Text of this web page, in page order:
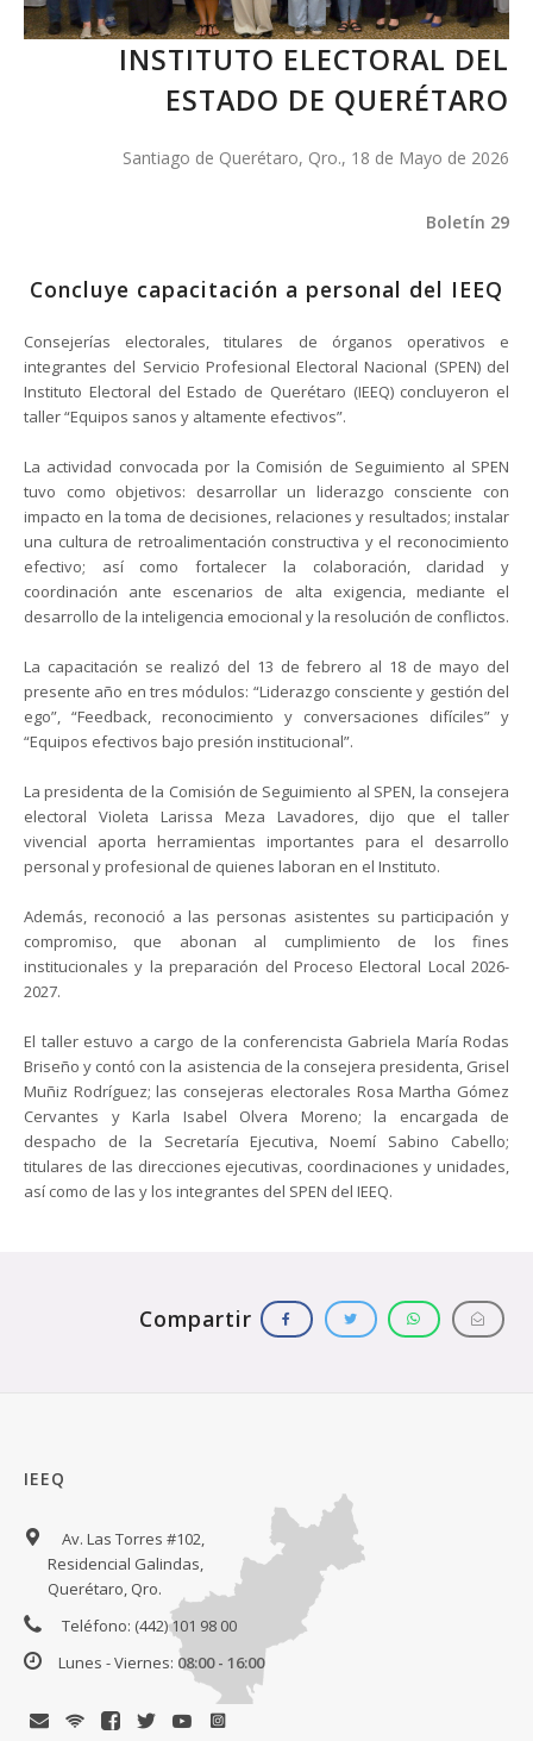
INSTITUTO ELECTORAL DEL
ESTADO DE QUERÉTARO
Santiago de Querétaro, Qro., 18 de Mayo de 2026
Boletín 29
Concluye capacitación a personal del IEEQ
Consejerías electorales, titulares de órganos operativos e
integrantes del Servicio Profesional Electoral Nacional (SPEN) del
Instituto Electoral del Estado de Querétaro (IEEQ) concluyeron el
taller “Equipos sanos y altamente efectivos”.
La actividad convocada por la Comisión de Seguimiento al SPEN
tuvo como objetivos: desarrollar un liderazgo consciente con
impacto en la toma de decisiones, relaciones y resultados; instalar
una cultura de retroalimentación constructiva y el reconocimiento
efectivo; así como fortalecer la colaboración, claridad y
coordinación ante escenarios de alta exigencia, mediante el
desarrollo de la inteligencia emocional y la resolución de conflictos.
La capacitación se realizó del 13 de febrero al 18 de mayo del
presente año en tres módulos: “Liderazgo consciente y gestión del
ego”, “Feedback, reconocimiento y conversaciones difíciles” y
“Equipos efectivos bajo presión institucional”.
La presidenta de la Comisión de Seguimiento al SPEN, la consejera
electoral Violeta Larissa Meza Lavadores, dijo que el taller
vivencial aporta herramientas importantes para el desarrollo
personal y profesional de quienes laboran en el Instituto.
Además, reconoció a las personas asistentes su participación y
compromiso, que abonan al cumplimiento de los fines
institucionales y la preparación del Proceso Electoral Local 2026-
2027.
El taller estuvo a cargo de la conferencista Gabriela María Rodas
Briseño y contó con la asistencia de la consejera presidenta, Grisel
Muñiz Rodríguez; las consejeras electorales Rosa Martha Gómez
Cervantes y Karla Isabel Olvera Moreno; la encargada de
despacho de la Secretaría Ejecutiva, Noemí Sabino Cabello;
titulares de las direcciones ejecutivas, coordinaciones y unidades,
así como de las y los integrantes del SPEN del IEEQ.
IEEQ
Av. Las Torres #102,
Residencial Galindas,
Querétaro, Qro.
Teléfono: (442) 101 98 00
Lunes - Viernes: 08:00 - 16:00